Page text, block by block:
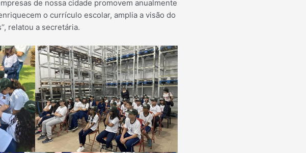
de nossa cidade promovem anualmente
o currículo escolar, amplia a visão do
relatou a secretária.